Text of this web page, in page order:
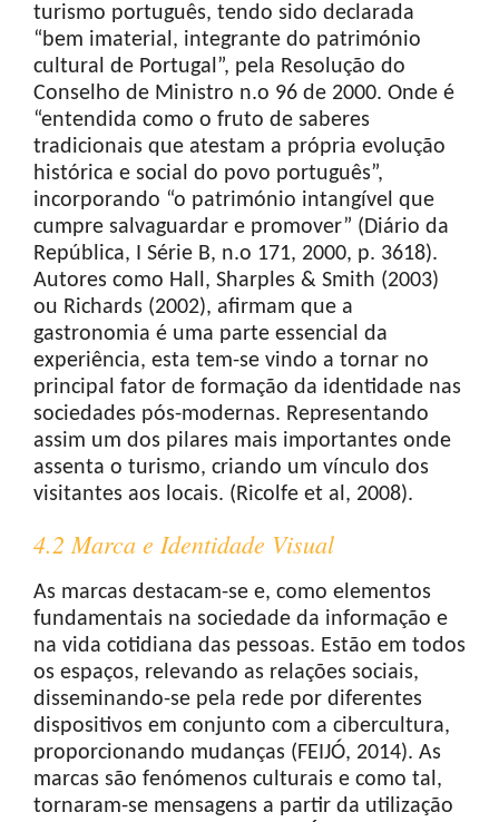
turismo português, tendo sido declarada
“bem imaterial, integrante do património
cultural de Portugal”, pela Resolução do
Conselho de Ministro n.o 96 de 2000. Onde é
“entendida como o fruto de saberes
tradicionais que atestam a própria evolução
histórica e social do povo português”,
incorporando “o património intangível que
cumpre salvaguardar e promover” (Diário da
República, I Série B, n.o 171, 2000, p. 3618).
Autores como Hall, Sharples & Smith (2003)
ou Richards (2002), afirmam que a
gastronomia é uma parte essencial da
experiência, esta tem-se vindo a tornar no
principal fator de formação da identidade nas
sociedades pós-modernas. Representando
assim um dos pilares mais importantes onde
assenta o turismo, criando um vínculo dos
visitantes aos locais. (Ricolfe et al, 2008).
4.2 Marca e Identidade Visual
As marcas destacam-se e, como elementos
fundamentais na sociedade da informação e
na vida cotidiana das pessoas. Estão em todos
os espaços, relevando as relações sociais,
disseminando-se pela rede por diferentes
dispositivos em conjunto com a cibercultura,
proporcionando mudanças (FEIJÓ, 2014). As
marcas são fenómenos culturais e como tal,
tornaram-se mensagens a partir da utilização